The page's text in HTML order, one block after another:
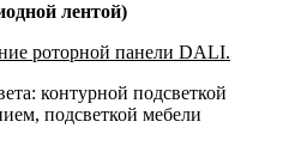
лентой)
роторной панели DALI.
контурной подсветкой
подсветкой мебели